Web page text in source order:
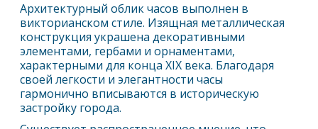
Архитектурный облик часов выполнен в
викторианском стиле. Изящная металлическая
конструкция украшена декоративными
элементами, гербами и орнаментами,
характерными для конца XIX века. Благодаря
своей легкости и элегантности часы
гармонично вписываются в историческую
застройку города.